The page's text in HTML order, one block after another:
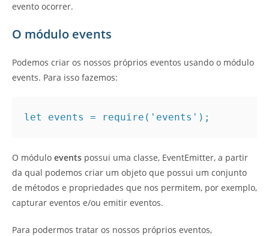
evento ocorrer.
O módulo events
Podemos criar os nossos próprios eventos usando o módulo
events. Para isso fazemos:
let events = require('events');
O módulo events possui uma classe, EventEmitter, a partir
da qual podemos criar um objeto que possui um conjunto
de métodos e propriedades que nos permitem, por exemplo,
capturar eventos e/ou emitir eventos.
Para podermos tratar os nossos próprios eventos,